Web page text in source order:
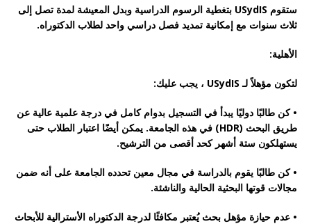
ستقوم USydIS بتغطية الرسوم الدراسية وبدل المعيشة لمدة تصل إلى
ثلاث سنوات مع إمكانية تمديد فصل دراسي واحد لطلاب الدكتوراه.
الأهلية:
لتكون مؤهلاً لـ USydIS ، يجب عليك:
• كن طالبًا دوليًا يبدأ في التسجيل بدوام كامل في درجة علمية عالية عن
طريق البحث (HDR) في هذه الجامعة. يمكن أيضًا اعتبار الطلاب حتى
يستهلكون ستة أشهر كحد أقصى من الترشيح.
• كن طالبًا يقوم بالدراسة في مجال معين تحدده الجامعة على أنه ضمن
مجالات قوتها البحثية الحالية والناشئة.
• عدم حيازة مؤهل بحث يُعتبر مكافئًا لدرجة الدكتوراه الأسترالية للأبحاث